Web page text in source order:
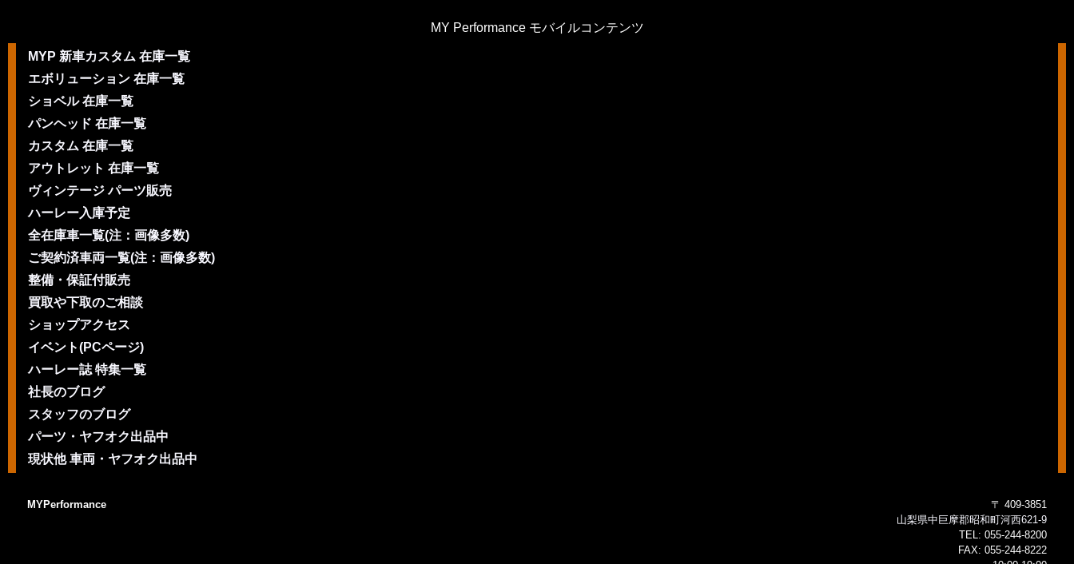
MY Performance モバイルコンテンツ
MYP 新車カスタム 在庫一覧
エボリューション 在庫一覧
ショベル 在庫一覧
パンヘッド 在庫一覧
カスタム 在庫一覧
アウトレット 在庫一覧
ヴィンテージ パーツ販売
ハーレー入庫予定
全在庫車一覧(注：画像多数)
ご契約済車両一覧(注：画像多数)
整備・保証付販売
買取や下取のご相談
ショップアクセス
イベント(PCページ)
ハーレー誌 特集一覧
社長のブログ
スタッフのブログ
パーツ・ヤフオク出品中
現状他 車両・ヤフオク出品中
MYPerformance
〒 409-3851
山梨県中巨摩郡昭和町河西621-9
TEL: 055-244-8200
FAX: 055-244-8222